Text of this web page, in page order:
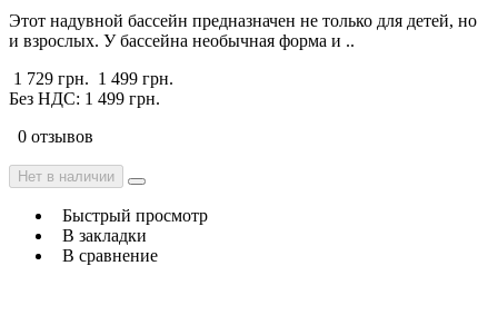
Этот надувной бассейн предназначен не только для детей, но
и взрослых. У бассейна необычная форма и ..
1 729 грн. 1 499 грн.
Без НДС: 1 499 грн.
0 отзывов
Нет в наличии
Быстрый просмотр
В закладки
В сравнение